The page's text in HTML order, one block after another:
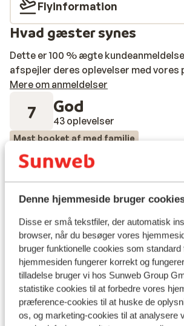
Denne hjemmeside bruger
Disse er små tekstfiler, der automatisk
browser, når du besøger vores
bruger funktionelle cookies som standard
hjemmesiden fungerer korrekt og
tilladelse bruger vi hos Sunweb Group
statistike cookies til at forbedre vores
præference-cookies til at huske de
os, og marketing-cookies til at analysere
Flyinformation
Hvad gæster synes
Dette er 100 % ægte
afspejler deres oplevelser med vores
Mere om anmeldelser
7 God
43 oplevelser
Mest booket af med familie
9.0 Fabelagtig
Jag och min familj haft underbart
hotellet. Professionella, vänliga,
personal. Extra + Marco trevligt att
med. Bra varierad mat från fresh
fisk till varierat frukter.Rent rum
. Rent pool i taket. All incullusive
och fick värt för pengarna. Inget
på det här vistelse.
Jag och min familj haft underbart
hotellet. Professionella, vänliga,
personal. Extra + Marco trevligt att
med. Bra varierad mat från fresh
fisk till varierat frukter.Rent rum
. Rent pool i taket. All incullusive
mere
Oversæt til dansk (DA)
Teclemicael
Med familie